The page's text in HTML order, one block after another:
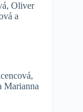
Oliver
a
Marianna